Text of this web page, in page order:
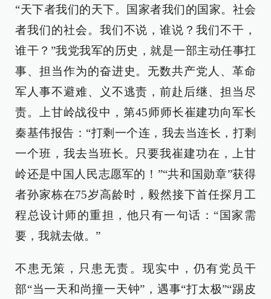
“天下者我们的天下。国家者我们的国家。社会
者我们的社会。我们不说，谁说？我们不干，
谁干？”我党我军的历史，就是一部主动任事扛
事、担当作为的奋进史。无数共产党人、革命
军人事不避难、义不逃责，前赴后继、担当尽
责。上甘岭战役中，第45师师长崔建功向军长
秦基伟报告：“打剩一个连，我去当连长，打剩
一个班，我去当班长。只要我崔建功在，上甘
岭还是中国人民志愿军的！”“共和国勋章”获得
者孙家栋在75岁高龄时，毅然接下首任探月工
程总设计师的重担，他只有一句话：“国家需
要，我就去做。”
不患无策，只患无责。现实中，仍有党员干
部“当一天和尚撞一天钟”，遇事“打太极”“踢皮